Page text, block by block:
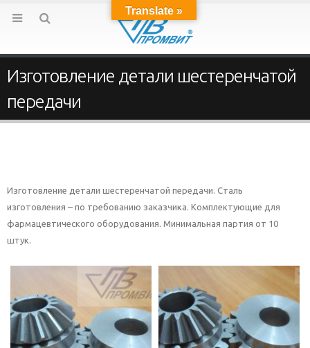
Изготовление детали шестеренчатой
передачи
Изготовление детали шестеренчатой передачи. Сталь
изготовления – по требованию заказчика. Комплектующие для
фармацевтического оборудования. Минимальная партия от 10
штук.
Translate »